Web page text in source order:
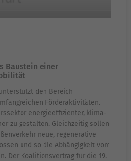
Baustein einer
den Bereich
Förderaktivitäten.
energieeffizienter, klima-
zu gestalten. Gleichzeitig sollen
neue, regenerative
und so die Abhängigkeit vom
Der Koalitionsvertrag für die 19.